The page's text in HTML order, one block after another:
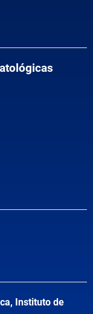
Instituto de